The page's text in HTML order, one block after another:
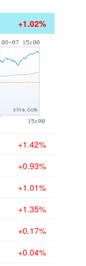
+1.02%
+1.42%
+0.93%
+1.01%
+1.35%
+0.17%
+0.04%